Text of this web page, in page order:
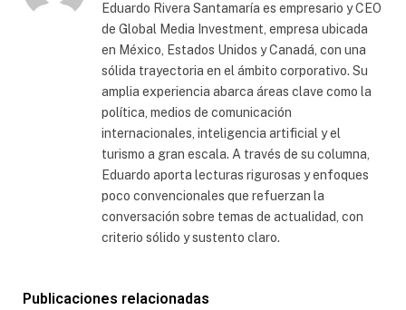
Eduardo Rivera Santamaría es empresario y CEO
de Global Media Investment, empresa ubicada
en México, Estados Unidos y Canadá, con una
sólida trayectoria en el ámbito corporativo. Su
amplia experiencia abarca áreas clave como la
política, medios de comunicación
internacionales, inteligencia artificial y el
turismo a gran escala. A través de su columna,
Eduardo aporta lecturas rigurosas y enfoques
poco convencionales que refuerzan la
conversación sobre temas de actualidad, con
criterio sólido y sustento claro.
Publicaciones relacionadas